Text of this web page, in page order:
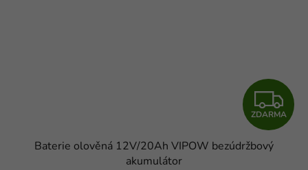
Z
D
ZDARMA
Baterie olověná 12V/20Ah VIPOW bezúdržbový
akumulátor